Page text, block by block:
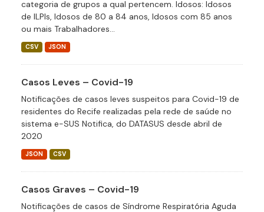
categoria de grupos a qual pertencem. Idosos: Idosos
de ILPIs, Idosos de 80 a 84 anos, Idosos com 85 anos
ou mais Trabalhadores...
CSV JSON
Casos Leves – Covid-19
Notificações de casos leves suspeitos para Covid-19 de
residentes do Recife realizadas pela rede de saúde no
sistema e-SUS Notifica, do DATASUS desde abril de
2020
JSON CSV
Casos Graves – Covid-19
Notificações de casos de Síndrome Respiratória Aguda